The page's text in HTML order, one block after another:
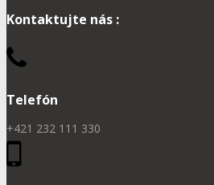
Kontaktujte nás :
Telefón
+421 232 111 330